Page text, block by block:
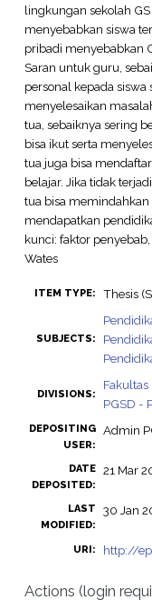
lingkungan sekolah
menyebabkan siswa
pribadi menyebabkan
Saran untuk guru,
personal kepada
menyelesaikan
tua, sebaiknya sering
bisa ikut serta
tua juga bisa
belajar. Jika tidak
tua bisa memindahkan
mendapatkan
kunci: faktor
Wates
ITEM TYPE: Thesis
SUBJECTS:
DIVISIONS:
Fakultas
PGSD -
DEPOSITING
USER:
Admin
DATE
DEPOSITED:
21 Mar
LAST
MODIFIED:
30 Jan
URI: http://
Actions (login